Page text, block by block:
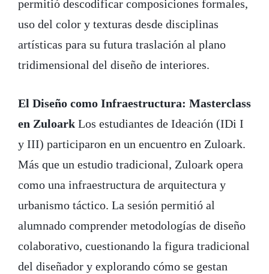
permitió descodificar composiciones formales,
uso del color y texturas desde disciplinas
artísticas para su futura traslación al plano
tridimensional del diseño de interiores.
El Diseño como Infraestructura: Masterclass
en Zuloark Los estudiantes de Ideación (IDi I
y III) participaron en un encuentro en Zuloark.
Más que un estudio tradicional, Zuloark opera
como una infraestructura de arquitectura y
urbanismo táctico. La sesión permitió al
alumnado comprender metodologías de diseño
colaborativo, cuestionando la figura tradicional
del diseñador y explorando cómo se gestan